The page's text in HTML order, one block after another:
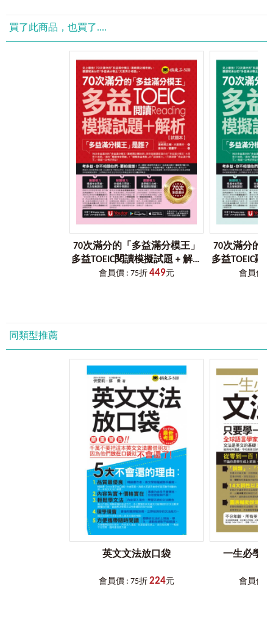
長與不擅長的類型，安排後續訓練計畫。
根據診斷測驗結果，辨別自己目前的「類型」，建立訓練計
1. 基礎重建型：在診斷測驗中所有Part的答對率都在四成以
下的人，需按照順序、詳細閱讀、仔細學習。
2. 弱點加強型：雖然有部份Part的答對率在四成以上，但弱
點集中在特定的Part及題型當中的人，需先從較沒有自信的
題型開始學習，再著重學自己不擅長的題型，最後加深複習
3. 更上層樓型：所有的Part答對率都在四成以上，沒有明顯
不擅長的Part或題型的人，針對正確率較高的題型，補充原
先不足的知識後再挑戰一次Practice的題目，並克服所有的題
4. 滿分志向型：診斷測驗全部答對的人，可將所有音檔加速
播放，測試自己是否能夠聽懂所有內容，並提升答題速度至
10秒內完成一題Part 5題目、15秒內完成一題Part 6題目。
破解「閱讀Part 5-6必考題型」，增強應考實力！
多益滿分模王歸納多益閱讀Part 5-6的解題關鍵，只要掌握這
3. 題目解析：掌握「題目內容」、熟練「解題方式」與重點
「單字與片語」。
進行「模擬測驗」，驗收學習成果！
在完成訓練計畫後，就可以挑戰Final Test驗收成果。多益滿
分模王親自設計一回完整閱讀Part 5-6模擬試題，就是為了幫
助考生複習前面所學攻略，檢測自身學習成效。
★ 請模擬正式考試情境，在不受打擾的環境中進行測驗。
★ 作答完後，不要只是核對答案，而是確實地閱讀詳解，並
分析自己答錯的地方「為什麼會答錯」。
★ 再次進行「診斷測驗」時所做過的分析，了解自己強項與
弱項後再次學習。
★ 反覆學習與複習，直到可以全部答對Final Test的題目為
Youtor App」反覆聆聽音檔，鍛鍊英聽能力！
每個句子、每篇文章皆由外籍老師親自錄音，只要手機下載
位正在奮鬥的你和妳。
買了此商品，也買了....
70次滿分的「多益滿分模王」
多益TOEIC閱讀模擬試題 + 解析
（2書＋「Youtor App」內含
會員價 : 75折 449元
70次滿分的
多益TOEIC聽
（2書＋「
會員價 :
同類型推薦
英文文法放口袋
會員價 : 75折 224元
一生必學
會員價 :